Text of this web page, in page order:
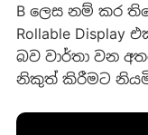
B ලෙස නම් කර
Rollable
බව වාර්තා වන
නිකුත් කිරීමට